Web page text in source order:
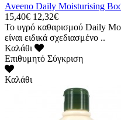
Aveeno Daily Moisturising
15,40€ 12,32€
Το υγρό καθαρισμού Daily
είναι ειδικά σχεδιασμένο ..
Καλάθι
Επιθυμητό Σύγκριση
Καλάθι